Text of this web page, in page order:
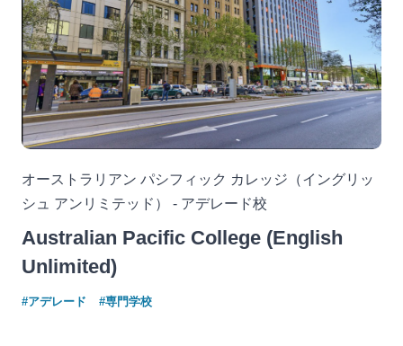
オーストラリアン パシフィック カレッジ（イングリッ
シュ アンリミテッド） - アデレード校
Australian Pacific College (English
Unlimited)
#アデレード #専門学校